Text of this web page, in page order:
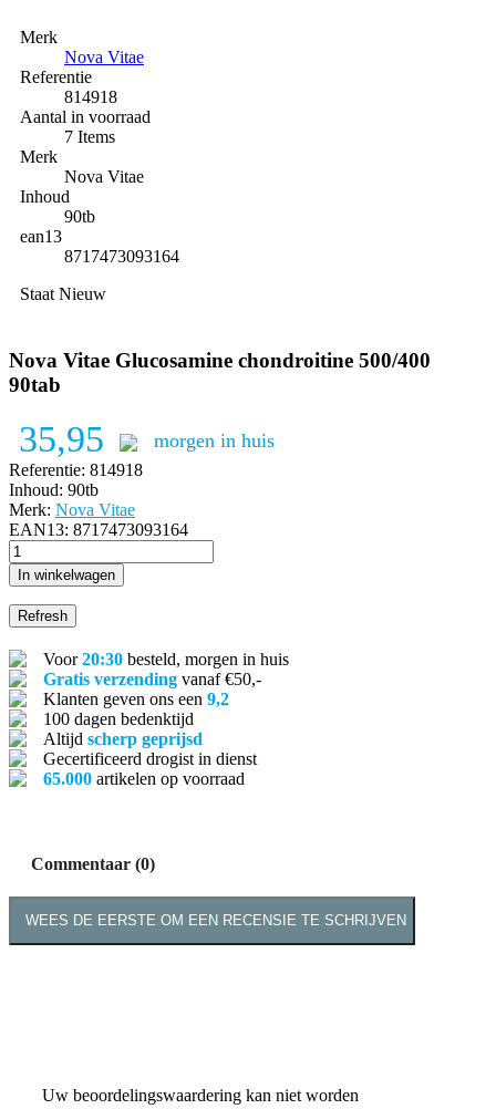
Merk
Nova Vitae
Referentie
814918
Aantal in voorraad
7 Items
Merk
Nova Vitae
Inhoud
90tb
ean13
8717473093164
Staat Nieuw
Nova Vitae Glucosamine chondroitine 500/400
90tab
35,95 morgen in huis
Referentie: 814918
Inhoud: 90tb
Merk: Nova Vitae
EAN13: 8717473093164
In winkelwagen
Voor20:30 besteld, morgen in huis
Gratis verzending vanaf €50,-
Klanten geven ons een 9,2
100 dagen bedenktijd
Altijd scherp geprijsd
Gecertificeerd drogist in dienst
65.000 artikelen op voorraad
Commentaar (0)
WEES DE EERSTE OM EEN RECENSIE TE SCHRIJVEN
Uw beoordelingswaardering kan niet worden